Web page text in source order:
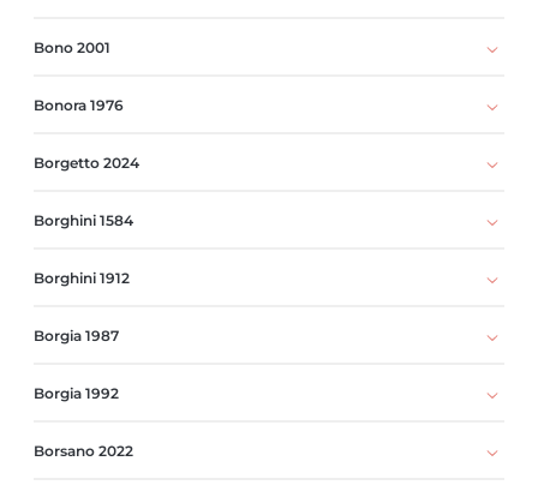
Bono 2001
Bonora 1976
Borgetto 2024
Borghini 1584
Borghini 1912
Borgia 1987
Borgia 1992
Borsano 2022